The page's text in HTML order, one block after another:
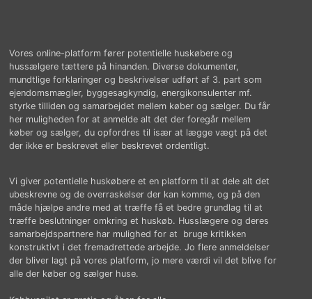
Vores online-platform fører potentielle huskøbere og
hussælgere tættere på hinanden. Diverse dokumenter,
mundtlige forklaringer og beskrivelser udført af 3. part som
ejendomsmægler, byggesagkyndig, energikonsulenter mf.
styrke tilliden og samarbejdet mellem køber og sælger. Du får
her muligheden for at anmelde alt det der foregår mellem
køber og sælger, du opfordres til især at lægge vægt på det
der ikke er beskrevet eller beskrevet ordentligt.
Vi giver potentielle huskøbere et en platform til at dele alt det
ubeskrevne og de overraskelser der kan komme, og på den
måde hjælpe andre med at træffe få et bedre grundlag til at
træffe beslutninger omkring et huskøb. Husslægere og deres
samarbejdspartnere har mulighed for at bruge kritikken
konstruktivt i det fremadrettede arbejde. Jo flere anmeldelser
der bliver lagt på vores platform, jo mere værdi vil det blive for
alle der køber og sælger huse.